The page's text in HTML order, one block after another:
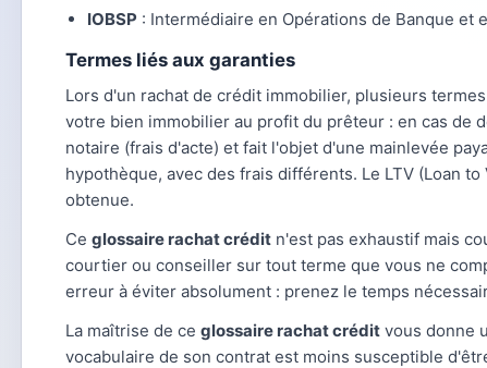
IOBSP : Intermédiaire en Opérations de Banque et
Termes liés aux garanties
Lors d'un rachat de crédit immobilier, plusieurs
votre bien immobilier au profit du prêteur : en cas de
notaire (frais d'acte) et fait l'objet d'une mainlevée
hypothèque, avec des frais différents. Le LTV (Loan
obtenue.
Ce glossaire rachat crédit n'est pas exhaustif mais
courtier ou conseiller sur tout terme que vous ne
erreur à éviter absolument : prenez le temps
La maîtrise de ce glossaire rachat crédit vous donne
vocabulaire de son contrat est moins susceptible